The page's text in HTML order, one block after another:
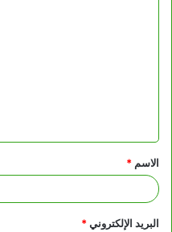
ق
*
الاسم *
البريد الإلكتروني*